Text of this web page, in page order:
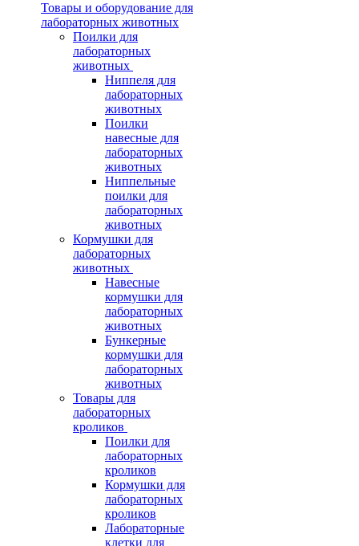
Товары и оборудование для
лабораторных животных
Поилки для
лабораторных
животных
Ниппеля для
лабораторных
животных
Поилки
навесные для
лабораторных
животных
Ниппельные
поилки для
лабораторных
животных
Кормушки для
лабораторных
животных
Навесные
кормушки для
лабораторных
животных
Бункерные
кормушки для
лабораторных
животных
Товары для
лабораторных
кроликов
Поилки для
лабораторных
кроликов
Кормушки для
лабораторных
кроликов
Лабораторные
клетки для